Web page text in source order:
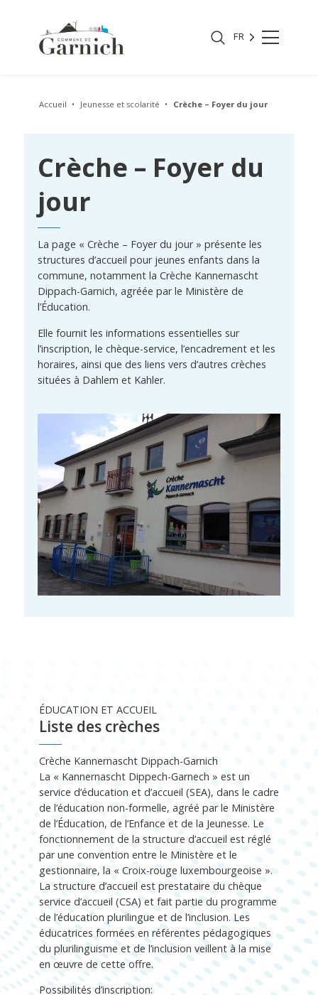
FR
Accueil Jeunesse et scolarité Crèche – Foyer du jour
Crèche – Foyer du
jour
La page « Crèche – Foyer du jour » présente les
structures d’accueil pour jeunes enfants dans la
commune, notamment la Crèche Kannernascht
Dippach-Garnich, agréée par le Ministère de
l’Éducation.
Elle fournit les informations essentielles sur
l’inscription, le chèque-service, l’encadrement et les
horaires, ainsi que des liens vers d’autres crèches
situées à Dahlem et Kahler.
Liste des crèches
ÉDUCATION ET ACCUEIL
Crèche Kannernascht Dippach-Garnich
La « Kannernascht Dippech-Garnech » est un
service d’éducation et d’accueil (SEA), dans le cadre
de l’éducation non-formelle, agréé par le Ministère
de l’Éducation, de l’Enfance et de la Jeunesse. Le
fonctionnement de la structure d’accueil est réglé
par une convention entre le Ministère et le
gestionnaire, la « Croix-rouge luxembourgeoise ».
La structure d’accueil est prestataire du chèque
service d’accueil (CSA) et fait partie du programme
de l’éducation plurilingue et de l’inclusion. Les
éducatrices formées en référentes pédagogiques
du plurilinguisme et de l’inclusion veillent à la mise
en œuvre de cette offre.
Possibilités d’inscription: